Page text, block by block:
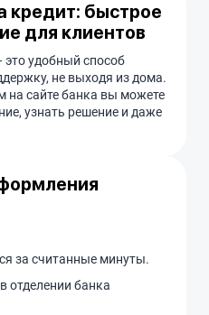
кредит: быстрое
для клиентов
удобный способ
не выходя из дома.
сайте банка вы можете
узнать решение и даже
за считанные минуты.
отделении банка